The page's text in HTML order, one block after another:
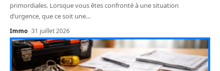
primordiales. Lorsque vous êtes confronté à une situation
d’urgence, que ce soit une…
Immo 31 juillet 2026